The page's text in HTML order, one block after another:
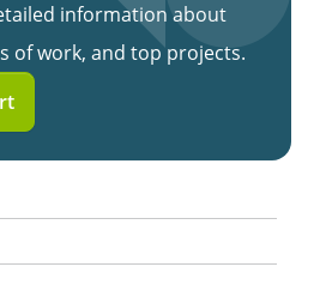
information about
of work, and top projects.